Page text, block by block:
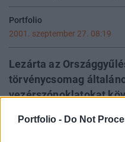
Portfolio - Do Not
Portfolio
2001. szeptember 27. 08:19
Lezárta az
törvénycsomag
vezérszónoklatokat
személyeskedéstől
ki a Házban